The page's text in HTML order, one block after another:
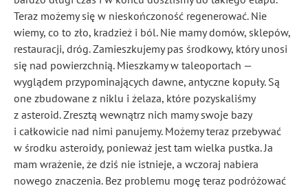
Teraz możemy się w nieskończoność regenerować. Nie
wiemy, co to zło, kradzież i ból. Nie mamy domów, sklepów,
restauracji, dróg. Zamieszkujemy pas środkowy, który unosi
się nad powierzchnią. Mieszkamy w taleoportach —
wyglądem przypominających dawne, antyczne kopuły. Są
one zbudowane z niklu i żelaza, które pozyskaliśmy
z asteroid. Zresztą wewnątrz nich mamy swoje bazy
i całkowicie nad nimi panujemy. Możemy teraz przebywać
w środku asteroidy, ponieważ jest tam wielka pustka. Ja
mam wrażenie, że dziś nie istnieje, a wczoraj nabiera
nowego znaczenia. Bez problemu mogę teraz podróżować